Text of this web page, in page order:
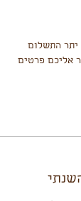
יתר התשלום
אליכם פרטים